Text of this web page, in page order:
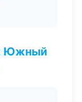
Южный